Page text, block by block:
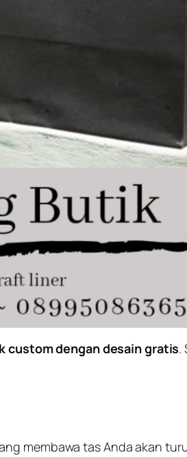
custom dengan desain gratis.
membawa tas Anda akan